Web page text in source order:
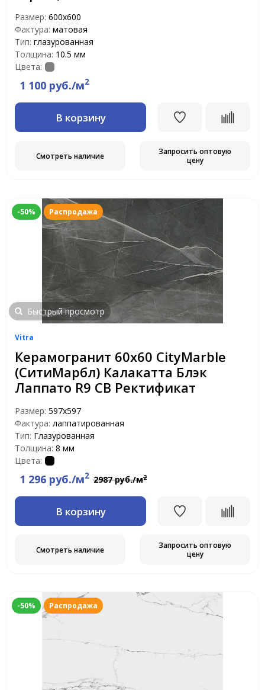
Размер: 600х600
Фактура: матовая
Тип: глазурованная
Толщина: 10.5 мм
Цвета:
1 100 руб./м2
В корзину
Смотреть наличие
Запросить оптовую
цену
-50% Распродажа
Быстрый просмотр
Vitra
Керамогранит 60х60 CityMarble
(СитиМарбл) Калакатта Блэк
Лаппато R9 CB Ректификат
Размер: 597х597
Фактура: лаппатированная
Тип: Глазурованная
Толщина: 8 мм
Цвета:
1 296 руб./м2 2987 руб./м2
В корзину
Смотреть наличие
Запросить оптовую
цену
-50% Распродажа